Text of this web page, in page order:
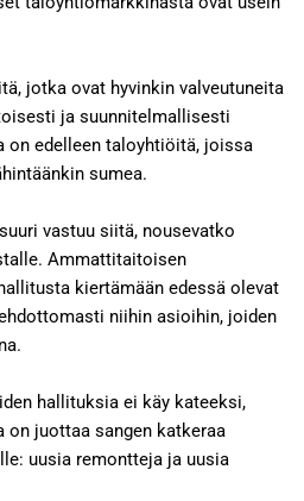
jotka ovat hyvinkin valveutuneita
ja suunnitelmallisesti
on edelleen taloyhtiöitä, joissa
sumea.
vastuu siitä, nousevatko
Ammattitaitoisen
kiertämään edessä olevat
niihin asioihin, joiden
hallituksia ei käy kateeksi,
on juottaa sangen katkeraa
uusia remontteja ja uusia